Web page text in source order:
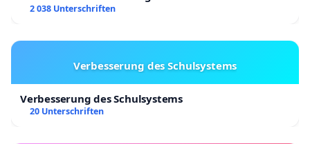
2 038 Unterschriften
Verbesserung des Schulsystems
Verbesserung des Schulsystems
20 Unterschriften